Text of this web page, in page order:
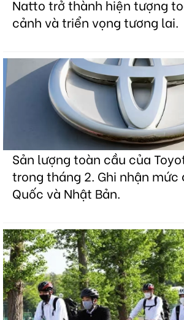
Natto trở thành hiện tượng
cảnh và triển vọng tương lai.
Sản lượng toàn cầu của
trong tháng 2. Ghi nhận mức
Quốc và Nhật Bản.